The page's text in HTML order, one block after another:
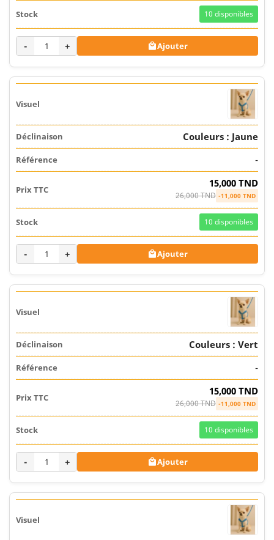
10 disponibles
- + Ajouter
Couleurs : Jaune
-
15,000 TND
26,000 TND -11,000 TND
10 disponibles
- + Ajouter
Couleurs : Vert
-
15,000 TND
26,000 TND -11,000 TND
10 disponibles
- + Ajouter